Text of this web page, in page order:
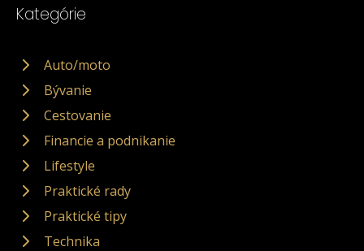
Kategórie
Auto/moto
Bývanie
Cestovanie
Financie a podnikanie
Lifestyle
Praktické rady
Praktické tipy
Technika